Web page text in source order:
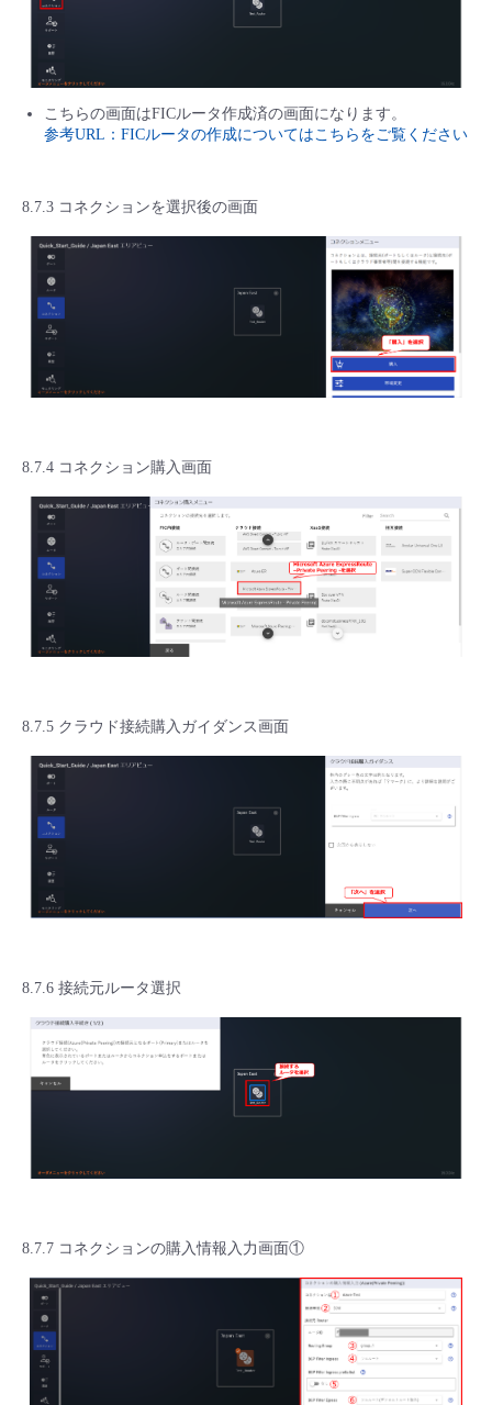
こちらの画面はFICルータ作成済の画面になります。
参考URL：FICルータの作成についてはこちらをご覧ください
8.7.3 コネクションを選択後の画面
8.7.4 コネクション購入画面
8.7.5 クラウド接続購入ガイダンス画面
8.7.6 接続元ルータ選択
8.7.7 コネクションの購入情報入力画面①